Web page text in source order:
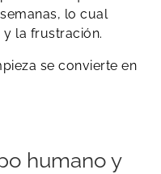
lo cual
la frustración.
se convierte en
humano y